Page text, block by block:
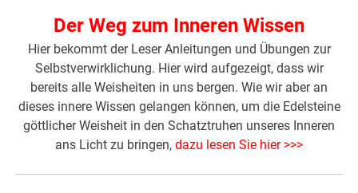
Der Weg zum Inneren Wissen
Hier bekommt der Leser Anleitungen und Übungen zur
Selbstverwirklichung. Hier wird aufgezeigt, dass wir
bereits alle Weisheiten in uns bergen. Wie wir aber an
dieses innere Wissen gelangen können, um die Edelsteine
göttlicher Weisheit in den Schatztruhen unseres Inneren
ans Licht zu bringen, dazu lesen Sie hier >>>